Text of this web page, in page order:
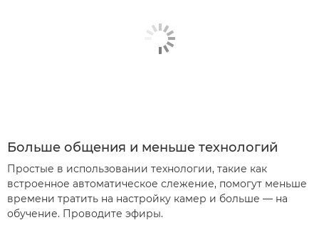
Больше общения и меньше технологий
Простые в использовании технологии, такие как
встроенное автоматическое слежение, помогут меньше
времени тратить на настройку камер и больше — на
обучение. Проводите эфиры.